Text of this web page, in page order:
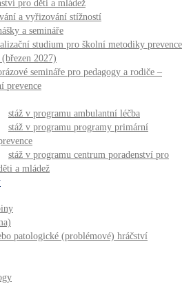
pro děti a mládež
a vyřizování stížností
a semináře
studium pro školní metodiky prevence
2027)
semináře pro pedagogy a rodiče –
prevence
stáž v programu ambulantní léčba
stáž v programu programy primární
stáž v programu centrum poradenství pro
a mládež
patologické (problémové) hráčství